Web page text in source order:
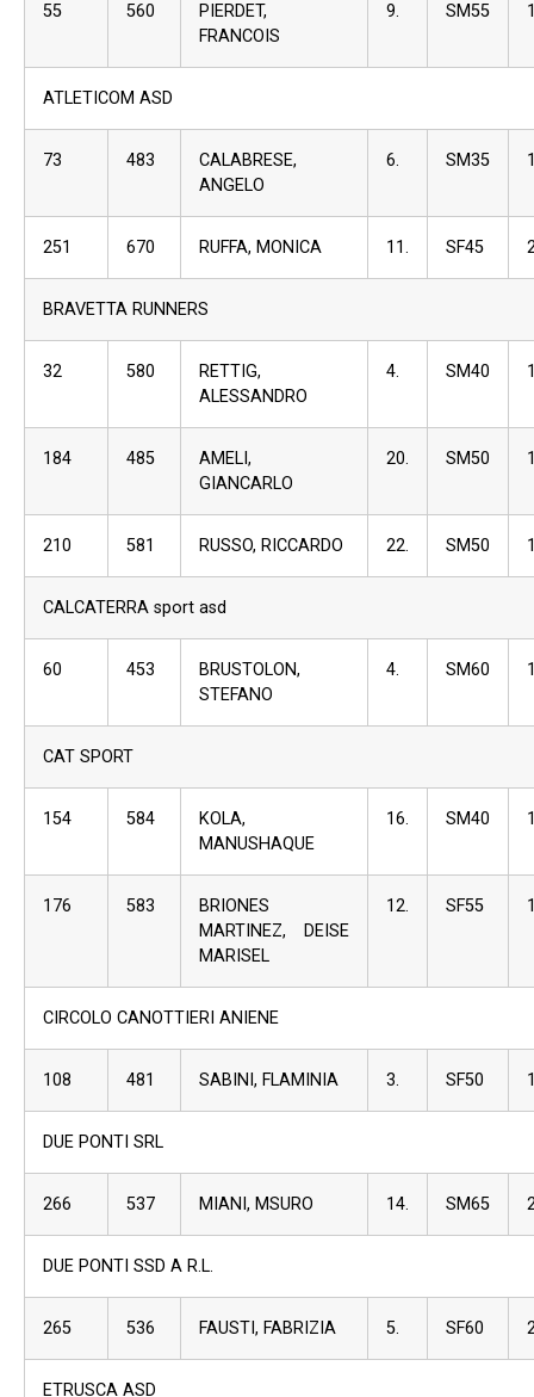
55 560
PIERDET,
FRANCOIS
9. SM55
ATLETICOM ASD
73 483
CALABRESE,
ANGELO
6. SM35
251 670 RUFFA, MONICA 11. SF45
BRAVETTA RUNNERS
32 580
RETTIG,
ALESSANDRO
4. SM40
184 485
AMELI,
GIANCARLO
20. SM50
210 581 RUSSO, RICCARDO 22. SM50
CALCATERRA sport asd
60 453
BRUSTOLON,
STEFANO
4. SM60
CAT SPORT
154 584
KOLA,
MANUSHAQUE
16. SM40
176 583
BRIONES
MARTINEZ, DEISE
MARISEL
12. SF55
CIRCOLO CANOTTIERI ANIENE
108 481 SABINI, FLAMINIA 3. SF50
DUE PONTI SRL
266 537 MIANI, MSURO 14. SM65
DUE PONTI SSD A R.L.
265 536 FAUSTI, FABRIZIA 5. SF60
ETRUSCA ASD